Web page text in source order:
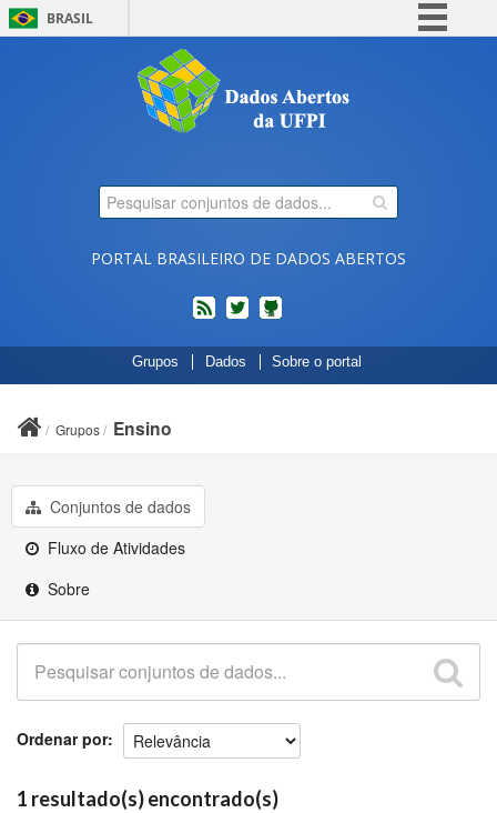
BRASIL
Comunica BR
Participe
Legislação
PORTAL BRASILEIRO DE DADOS ABERTOS
feed twitterCódigos
fonte
de
Grupos Dados Sobre o portal
Grupos Ensino
Conjuntos de dados
Fluxo de Atividades
Sobre
Ordenar por
1 resultado(s) encontrado(s)